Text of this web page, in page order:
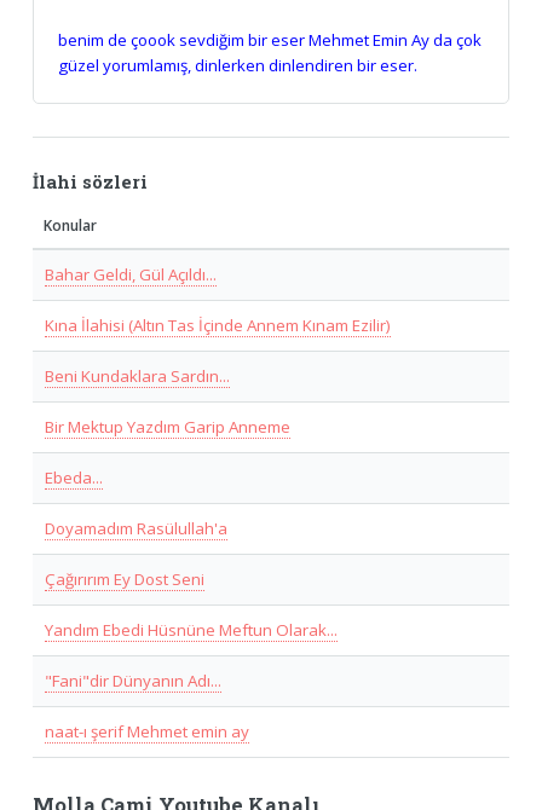
benim de çoook sevdiğim bir eser Mehmet Emin Ay da çok
güzel yorumlamış, dinlerken dinlendiren bir eser.
İlahi sözleri
Konular
Bahar Geldi, Gül Açıldı...
Kına İlahisi (Altın Tas İçinde Annem Kınam Ezilir)
Beni Kundaklara Sardın...
Bir Mektup Yazdım Garip Anneme
Ebeda...
Doyamadım Rasülullah'a
Çağırırım Ey Dost Seni
Yandım Ebedi Hüsnüne Meftun Olarak...
"Fani"dir Dünyanın Adı...
naat-ı şerif Mehmet emin ay
Molla Cami Youtube Kanalı